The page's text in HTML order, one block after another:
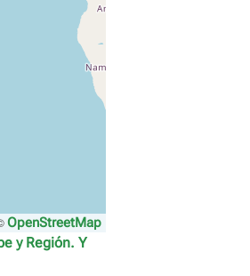
OpenStreetMap
y Región. Y